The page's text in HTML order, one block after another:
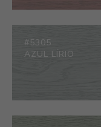
#5305
AZUL LÍRIO